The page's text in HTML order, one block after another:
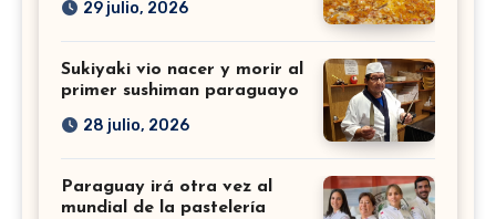
29 julio, 2026
Sukiyaki vio nacer y morir al
primer sushiman paraguayo
28 julio, 2026
Paraguay irá otra vez al
mundial de la pastelería